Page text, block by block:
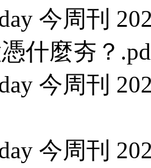
今周刊
什麼夯？
今周刊
今周刊